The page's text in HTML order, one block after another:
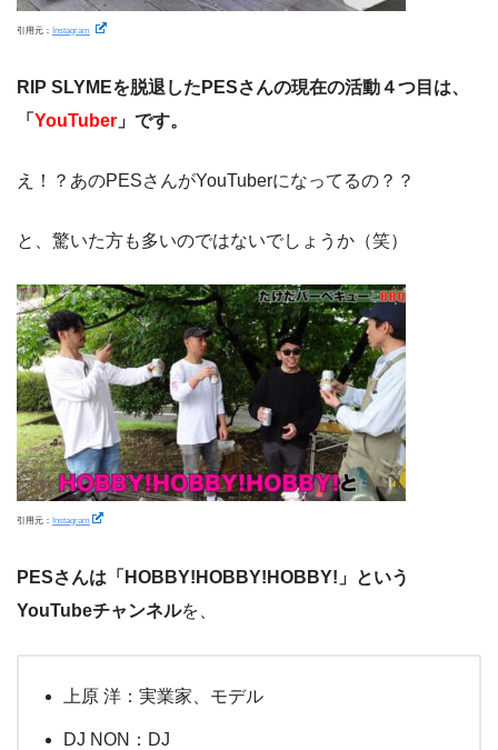
引用元： Instagram
RIP SLYMEを脱退したPESさんの現在の活動４つ目は、
「 YouTuber 」です。
え！？あのPESさんがYouTuberになってるの？？
と、驚いた方も多いのではないでしょうか（笑）
引用元： Instagram
PESさんは「HOBBY!HOBBY!HOBBY!」という
YouTubeチャンネルを、
上原 洋：実業家、モデル
DJ NON：DJ